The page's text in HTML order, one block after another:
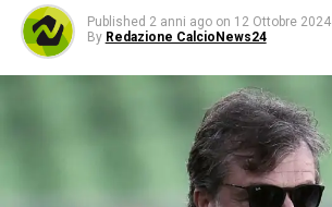
Published 2 anni ago on 12 Ottobre 2024
By Redazione CalcioNews24